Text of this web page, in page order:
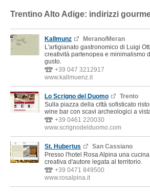
Trentino Alto Adige: indirizzi
Kallmunz
Merano/Meran
L'artigianato gastronomico di Luigi
creatività partenopea e minimalismo
gusto.
+39 047 3212917
www.kallmuenz.it
Lo Scrigno del Duomo
Trento
Sulla piazza della città sofisticato
wine bar con scavi archeologici a
+39 0461 220030
www.scrignodelduomo.com
St. Hubertus
San Cassiano
Presso l'hotel Rosa Alpina una cucina
creativa d'autore legata al territorio.
+39 0471 849500
www.rosalpina.it